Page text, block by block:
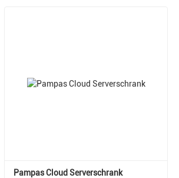
Pampas Cloud Serverschrank